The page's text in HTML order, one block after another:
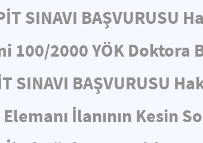
SINAVI BAŞVURUSU
100/2000 YÖK Doktora
SINAVI BAŞVURUSU
İlanının Kesin